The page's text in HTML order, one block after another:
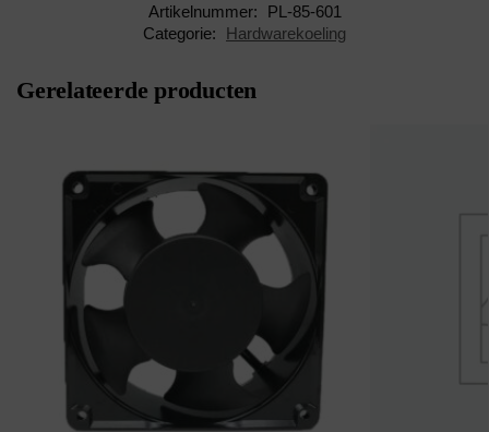
Artikelnummer:
PL-85-601
Categorie:
Hardwarekoeling
Gerelateerde producten